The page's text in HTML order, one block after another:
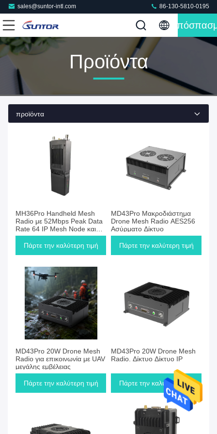
sales@suntor-intl.com 86-130-5810-0195
Προϊόντα
προϊόντα
MH36Pro Handheld Mesh
Radio με 52Mbps Peak Data
Rate 64 IP Mesh Node και
απόσταση μετάδοσης 5KM
για διάσωση έκτακτης
Πάρτε την καλύτερη τιμή
MD43Pro Μακροδιάστημα
Drone Mesh Radio AES256
Ασύρματο Δίκτυο
Πάρτε την καλύτερη τιμή
MD43Pro 20W Drone Mesh
Radio για επικοινωνία με UAV
μεγάλης εμβέλειας
Πάρτε την καλύτερη τιμή
MD43Pro 20W Drone Mesh
Radio. Δίκτυο Δίκτυο IP
Πάρτε την καλύτερη τιμή